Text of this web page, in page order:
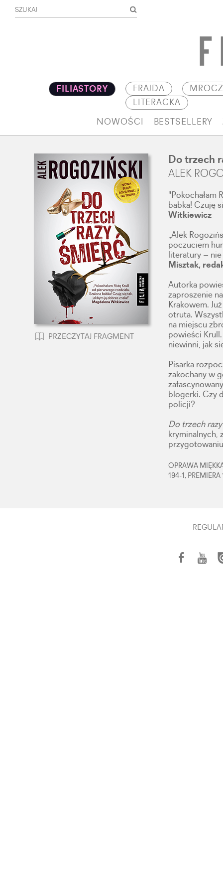
FILIASTORY FRAJDA
LITERACKA
NOWOŚCI BESTSELLERY
PRZECZYTAJ FRAGMENT
Do trzech
ALEK
"Pokochałam
babka! Czuję
Witkiewicz
„Alek
poczuciem
literatury –
Misztak,
Autorka
zaproszenie
Krakowem.
otruta.
na miejscu
powieści
niewinni, jak
Pisarka
zakochany w
blogerki. Czy
policji?
Do trzech
kryminalnych,
OPRAWA
194-1,